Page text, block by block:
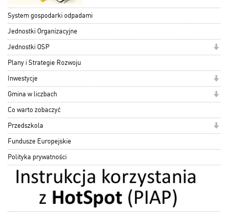
System gospodarki odpadami
Jednostki Organizacyjne
Jednostki OSP
Plany i Strategie Rozwoju
Inwestycje
Gmina w liczbach
Co warto zobaczyć
Przedszkola
Fundusze Europejskie
Polityka prywatności